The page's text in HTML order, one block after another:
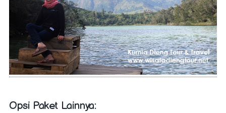
Opsi Paket Lainnya: